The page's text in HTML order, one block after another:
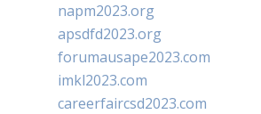
napm2023.org
apsdfd2023.org
forumausape2023.com
imkl2023.com
careerfaircsd2023.com